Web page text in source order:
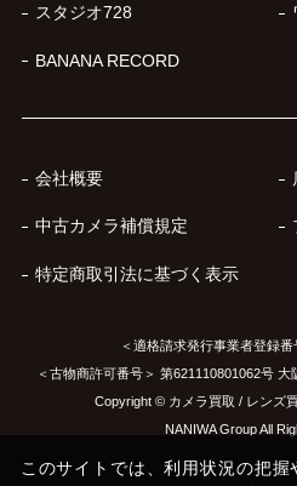
スタジオ728
BANANA RECORD
会社概要
中古カメラ補償規定
特定商取引法に基づく表示
＜適格請求発行事業者登録
＜古物商許可番号＞ 第621110801062号
Copyright © カメラ買取 / レンズ
NANIWA Group All
このサイトでは、利用状況の把握